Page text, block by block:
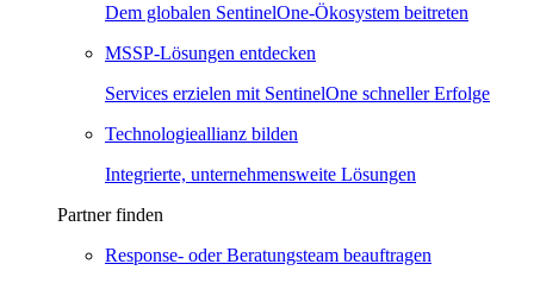
Dem globalen SentinelOne-Ökosystem beitreten
MSSP-Lösungen entdecken
Services erzielen mit SentinelOne schneller Erfolge
Technologieallianz bilden
Integrierte, unternehmensweite Lösungen
Partner finden
Response- oder Beratungsteam beauftragen